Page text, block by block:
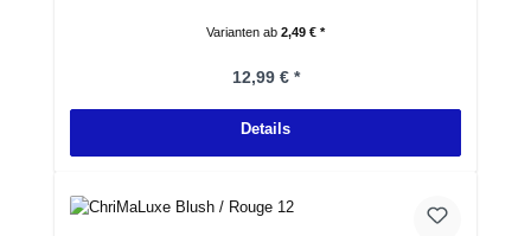
Varianten ab 2,49 € *
Regulärer Preis:
12,99 € *
Details